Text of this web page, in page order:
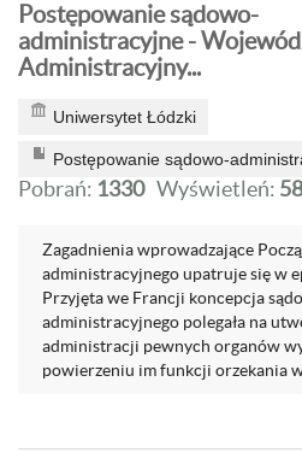
Postępowanie sądowo-
administracyjne -
Administracyjny...
Uniwersytet Łódzki
Postępowanie sądowo-
Pobrań: 1330 Wyświetleń:
Zagadnienia wprowadzające
administracyjnego upatruje się w
Przyjęta we Francji koncepcja
administracyjnego polegała na
administracji pewnych organów
powierzeniu im funkcji orzekania w